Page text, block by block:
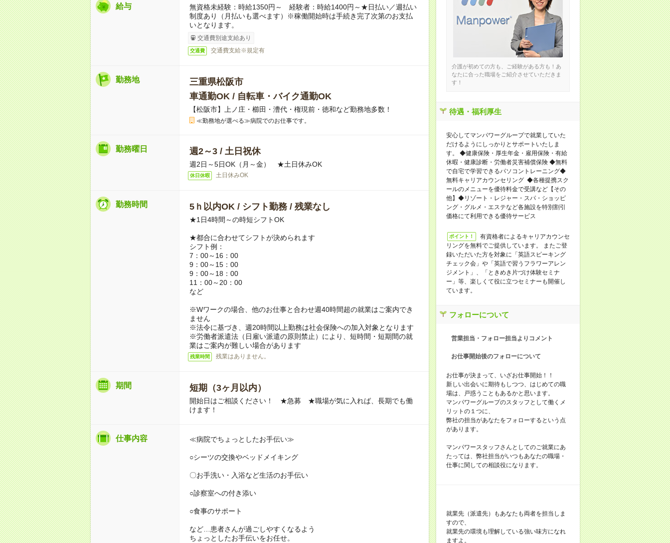
給与
無資格未経験：時給1350円～ 経験者：時給1400円～★日払い／週払い
制度あり（月払いも選べます）※稼働開始時は手続き完了次第のお支払
いとなります。
交通費別途支給あり
交通費 交通費支給※規定有
勤務地
三重県松阪市
車通勤OK / 自転車・バイク通勤OK
【松阪市】上ノ庄・櫛田・漕代・権現前・徳和など勤務地多数！
≪勤務地が選べる≫病院でのお仕事です。
勤務曜日 週2～3 / 土日祝休
週2日～5日OK（月～金） ★土日休みOK
休日休暇 土日休みOK
勤務時間 5ｈ以内OK / シフト勤務 / 残業なし
★1日4時間～の時短シフトOK
★都合に合わせてシフトが決められます
シフト例：
7：00～16：00
9：00～15：00
9：00～18：00
11：00～20：00
など
※Wワークの場合、他のお仕事と合わせ週40時間超の就業はご案内でき
ません
※法令に基づき、週20時間以上勤務は社会保険への加入対象となります
※労働者派遣法（日雇い派遣の原則禁止）により、短時間・短期間の就
業はご案内が難しい場合があります
残業時間 残業はありません。
期間 短期（3ヶ月以内）
開始日はご相談ください！ ★急募 ★職場が気に入れば、長期でも働
けます！
仕事内容 ≪病院でちょっとしたお手伝い≫
○シーツの交換やベッドメイキング
〇お手洗い・入浴など生活のお手伝い
○診察室への付き添い
○食事のサポート
など…患者さんが過ごしやすくなるよう
ちょっとしたお手伝いをお任せ。
介護が初めての方も、ご経験がある方も！あ
なたに合った職場をご紹介させていただきま
す！
待遇・福利厚生
安心してマンパワーグループで就業していた
だけるようにしっかりとサポートいたしま
す。 ◆健康保険・厚生年金・雇用保険・有給
休暇・健康診断・労働者災害補償保険 ◆無料
で自宅で学習できるパソコントレーニング◆
無料キャリアカウンセリング ◆各種提携スク
ールのメニューを優待料金で受講など【その
他】◆リゾート・レジャー・スパ・ショッピ
ング・グルメ・エステなど各施設を特別割引
価格にて利用できる優待サービス
ポイント！
有資格者によるキャリアカウンセ
リングを無料でご提供しています。 またご登
録いただいた方を対象に「英語スピーキング
チェック会」や「英語で習うフラワーアレン
ジメント」、「ときめき片づけ体験セミナ
ー」等、楽しくて役に立つセミナーも開催し
ています。
フォローについて
営業担当・フォロー担当よりコメント
お仕事開始後のフォローについて
お仕事が決まって、いざお仕事開始！！
新しい出会いに期待もしつつ、はじめての職
場は、戸惑うこともあるかと思います。
マンパワーグループのスタッフとして働くメ
リットの１つに、
弊社の担当があなたをフォローするという点
があります。
マンパワースタッフさんとしてのご就業にあ
たっては、弊社担当がいつもあなたの職場・
仕事に関しての相談役になります。
就業先（派遣先）もあなたも両者を担当しま
すので、
就業先の環境も理解している強い味方になれ
ますよ。